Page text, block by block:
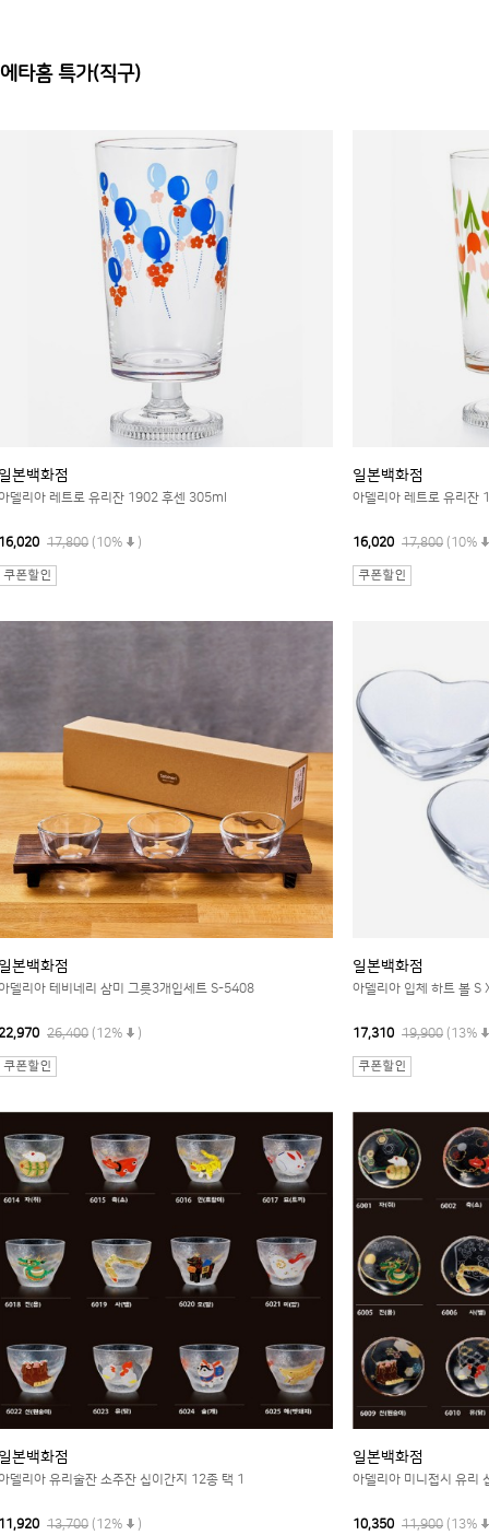
에타홈 특가(직구)
본백화점
델리아 레트로 유리잔 1902 후센 305ml
17,800 (10% )
일본백화점
아델리아 레트로 유리잔
16,020 17,800 (10%
본백화점
델리아 테비네리 삼미 그릇3개입세트 S-5408
26,400 (12% )
일본백화점
아델리아 입체 하트 볼 S
17,310 19,900 (13%
본백화점
델리아 유리술잔 소주잔 십이간지 12종 택 1
13,700 (12% )
일본백화점
아델리아 미니접시 유리
10,350 11,900 (13%